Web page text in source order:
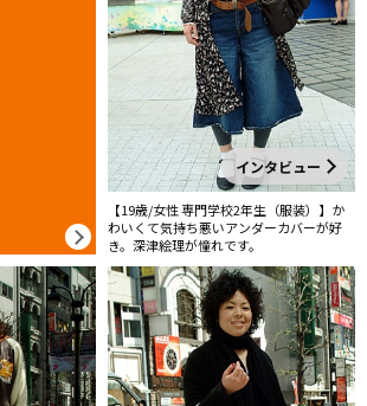
インタビュー
【19歳/女性 専門学校2年生（服装）】か
わいくて気持ち悪いアンダーカバーが好
き。深津絵理が憧れです。